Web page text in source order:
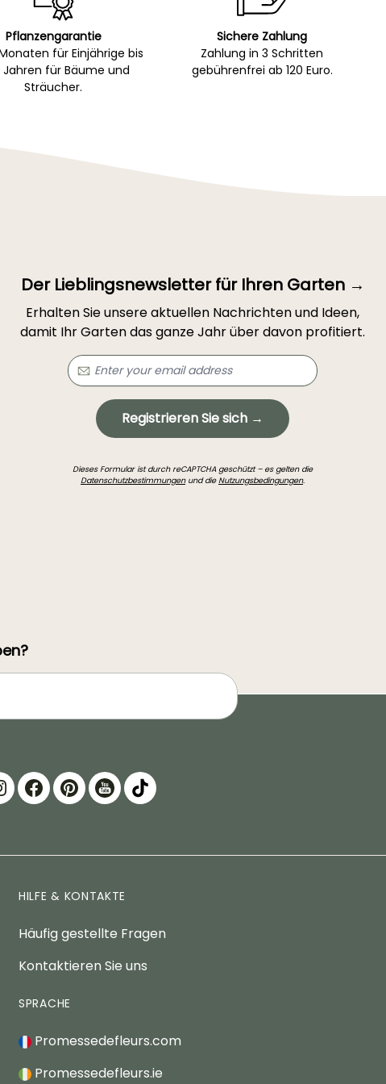
Pflanzengarantie
für Einjährige bis
Jahren für Bäume und
Sträucher.
Sichere Zahlung
Zahlung in 3 Schritten
gebührenfrei ab 120 Euro.
Der Lieblingsnewsletter für Ihren Garten →
Erhalten Sie unsere aktuellen Nachrichten und Ideen,
damit Ihr Garten das ganze Jahr über davon profitiert.
Registrieren Sie sich →
Dieses Formular ist durch reCAPTCHA geschützt – es gelten die
Datenschutzbestimmungenund dieNutzungsbedingungen.
HILFE & KONTAKTE
Häufig gestellte Fragen
Kontaktieren Sie uns
SPRACHE
Promessedefleurs.com
Promessedefleurs.ie